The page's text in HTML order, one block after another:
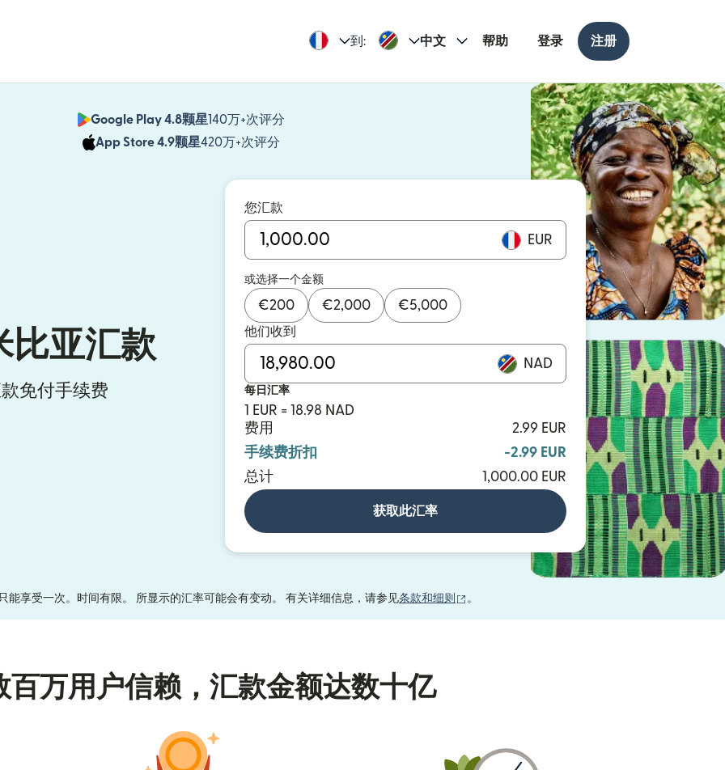
到: 中文 帮助 登录 注册
Google Play 4.8颗星140万+次评分
App Store 4.9颗星420万+次评分
比亚汇款
免付手续费
您汇款
EUR
或选择一个金额
€200 €2,000 €5,000
他们收到
NAD
每日汇率
1 EUR = 18.98 NAD
费用
2.99 EUR
手续费折扣
-2.99 EUR
总计
1,000.00 EUR
获取此汇率
能享受一次。时间有限。 所显示的汇率可能会有变动。 有关详细信息，请参见条款和细则 （在新窗口中打开）
。
百万用户信赖，汇款金额达数十亿